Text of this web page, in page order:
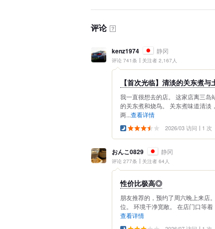
评论 ？
kenz1974 静冈
评论 741条 关注者 2,167人
【首次光临】清淡的关东煮与
我一直很想去的店。 这家店离三岛
的关东煮和烧鸟。 关东煮味道清淡
两...查看详情
2026/03 访问 1 次
おんこ0829 静冈
评论 277条 关注者 64人
性价比极高◎
朋友推荐的，预约了周六晚上来店
位。 环境干净宽敞。 在店门口等
查看详情